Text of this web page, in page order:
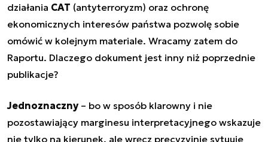
działania CAT (antyterroryzm) oraz ochronę
ekonomicznych interesów państwa pozwolę sobie
omówić w kolejnym materiale. Wracamy zatem do
Raportu. Dlaczego dokument jest inny niż poprzednie
publikacje?
Jednoznaczny– bo w sposób klarowny i nie
pozostawiający marginesu interpretacyjnego wskazuje
nie tylko na kierunek, ale wręcz precyzyjnie sytuuje